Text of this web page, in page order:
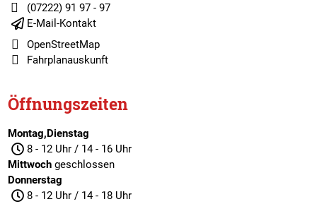
(07222) 91 97 - 97
E-Mail-Kontakt
OpenStreetMap
Fahrplanauskunft
Öffnungszeiten
Montag,Dienstag
8 - 12 Uhr / 14 - 16 Uhr
Mittwochgeschlossen
Donnerstag
8 - 12 Uhr / 14 - 18 Uhr